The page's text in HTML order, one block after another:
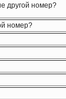
другой номер?
номер?